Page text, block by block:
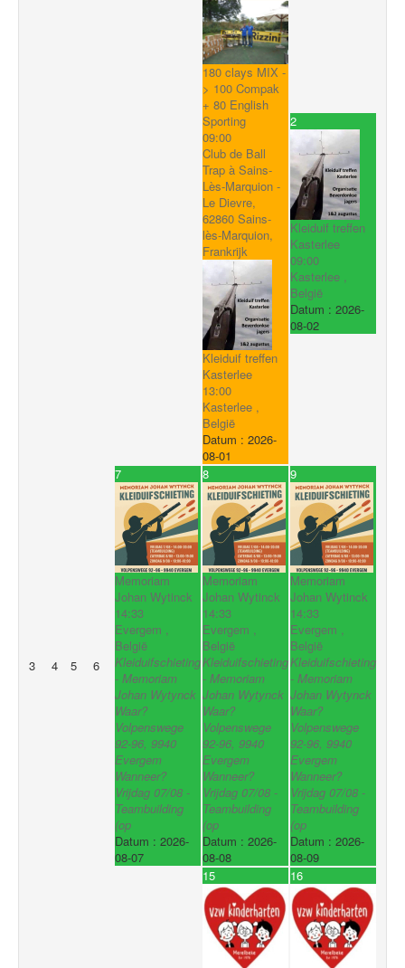
180 clays MIX -
> 100 Compak
+ 80 English
Sporting
09:00
Club de Ball
Trap à Sains-
Lès-Marquion -
Le Dievre,
62860 Sains-
lès-Marquion,
Frankrijk
Kleiduif treffen
Kasterlee
13:00
Kasterlee ,
België
Datum : 2026-
08-01
2
Kleiduif treffen
Kasterlee
09:00
Kasterlee ,
België
Datum : 2026-
08-02
3 4 5 6
7
Memoriam
Johan Wytinck
14:33
Evergem ,
België
Kleiduifschieting
- Memoriam
Johan Wytynck
Waar?
Volpenswege
92-96, 9940
Evergem
Wanneer?
Vrijdag 07/08 -
Teambuilding
(op
Datum : 2026-
08-07
8
Memoriam
Johan Wytinck
14:33
Evergem ,
België
Kleiduifschieting
- Memoriam
Johan Wytynck
Waar?
Volpenswege
92-96, 9940
Evergem
Wanneer?
Vrijdag 07/08 -
Teambuilding
(op
Datum : 2026-
08-08
9
Memoriam
Johan Wytinck
14:33
Evergem ,
België
Kleiduifschieting
- Memoriam
Johan Wytynck
Waar?
Volpenswege
92-96, 9940
Evergem
Wanneer?
Vrijdag 07/08 -
Teambuilding
(op
Datum : 2026-
08-09
15 16